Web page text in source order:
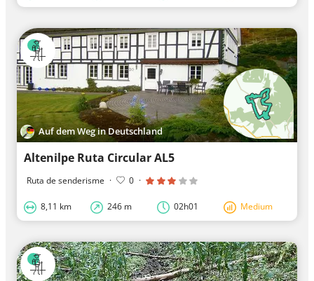
Auf dem Weg in Deutschland
Altenilpe Ruta Circular AL5
Ruta de senderisme · 0 ·
8,11 km 246 m 02h01 Medium